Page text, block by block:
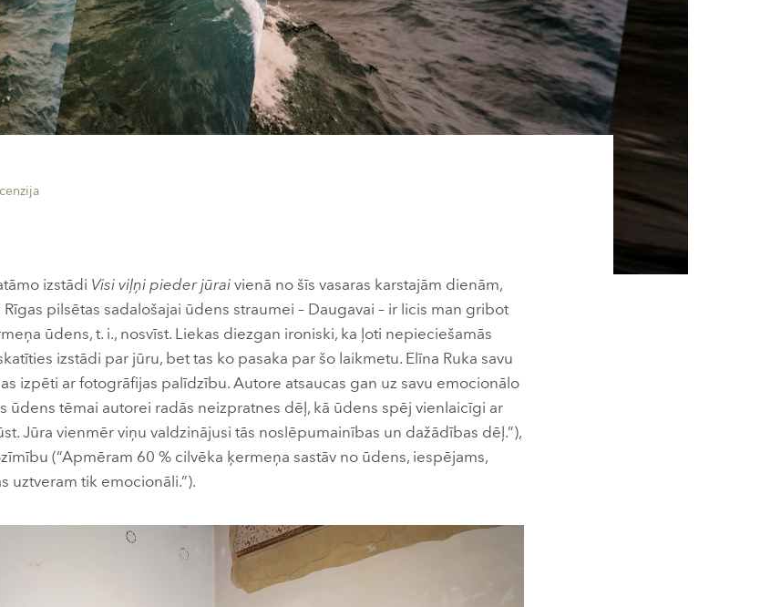
izstādi Visi viļņi pieder jūraivienā no šīs vasaras karstajām dienām,
pilsētas sadalošajai ūdens straumei – Daugavai – ir licis man gribot
ūdens, t. i., nosvīst. Liekas diezgan ironiski, ka ļoti nepieciešamās
izstādi par jūru, bet tas ko pasaka par šo laikmetu. Elīna Ruka savu
izpēti ar fotogrāfijas palīdzību. Autore atsaucas gan uz savu emocionālo
ūdens tēmai autorei radās neizpratnes dēļ, kā ūdens spēj vienlaicīgi ar
Jūra vienmēr viņu valdzinājusi tās noslēpumainības un dažādības dēļ.”),
(“Apmēram 60 % cilvēka ķermeņa sastāv no ūdens, iespējams,
uztveram tik emocionāli.”).